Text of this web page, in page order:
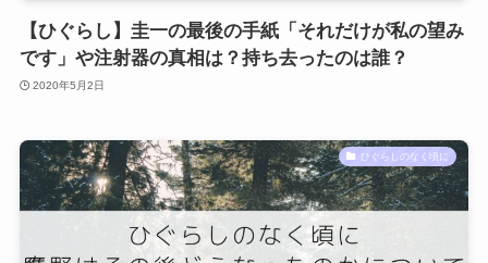
【ひぐらし】圭一の最後の手紙「それだけが私の望み
です」や注射器の真相は？持ち去ったのは誰？
2020年5月2日
ひぐらしのなく頃に